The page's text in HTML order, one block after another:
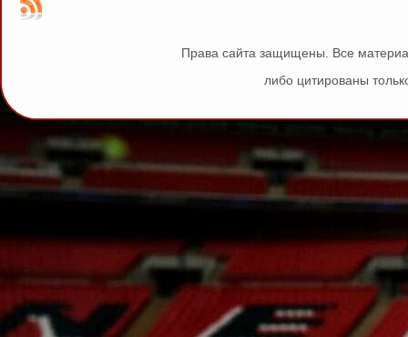
Права сайта защищены. Все
либо цитированы